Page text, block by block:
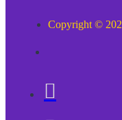
Copyright ©